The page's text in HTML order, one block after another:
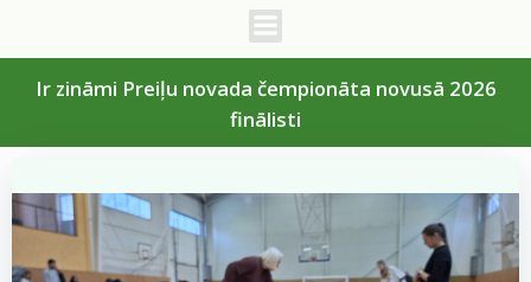
Ir zināmi Preiļu novada čempionāta novusā 2026
finālisti